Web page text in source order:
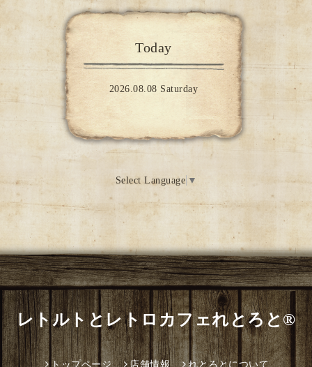
Today
2026.08.08 Saturday
Select Language ▼
レトルトとレトロカフェれとろと®
トップページ 店舗情報 れとろとについて